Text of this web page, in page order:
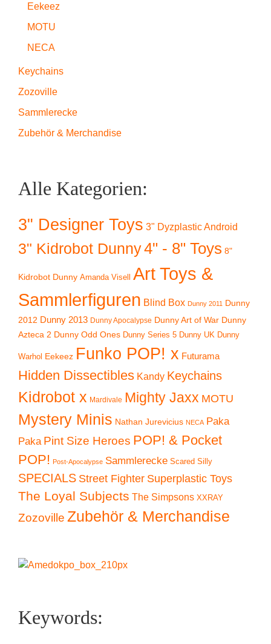
Eekeez
MOTU
NECA
Keychains
Zozoville
Sammlerecke
Zubehör & Merchandise
Alle Kategorien:
3" Designer Toys 3" Dyzplastic Android
3" Kidrobot Dunny4" - 8" Toys 8"
Kidrobot Dunny Amanda Visell
Art Toys &
Sammlerfiguren Blind Box Dunny 2011
Dunny
2012 Dunny 2013 Dunny Apocalypse Dunny Art of War Dunny
Azteca 2 Dunny Odd Ones Dunny Series 5 Dunny UK Dunny
Warhol Eekeez Funko POP! x Futurama
Hidden Dissectibles Kandy Keychains
Kidrobot x Mardivale Mighty Jaxx MOTU
Mystery Minis Nathan Jurevicius NECA Paka
Paka Pint Size Heroes POP! & Pocket
POP! Post-Apocalypse Sammlerecke Scared Silly
SPECIALS Street Fighter Superplastic Toys
The Loyal Subjects The Simpsons XXRAY
Zozoville Zubehör & Merchandise
Keywords: